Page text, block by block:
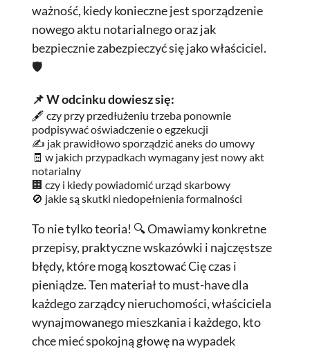
ważność, kiedy konieczne jest sporządzenie
nowego aktu notarialnego oraz jak
bezpiecznie zabezpieczyć się jako właściciel.
🛡️
📌 W odcinku dowiesz się:
🖋️ czy przy przedłużeniu trzeba ponownie
podpisywać oświadczenie o egzekucji
✍️ jak prawidłowo sporządzić aneks do umowy
🧾 w jakich przypadkach wymagany jest nowy akt
notarialny
🏢 czy i kiedy powiadomić urząd skarbowy
🚫 jakie są skutki niedopełnienia formalności
To nie tylko teoria! 🔍 Omawiamy konkretne
przepisy, praktyczne wskazówki i najczęstsze
błędy, które mogą kosztować Cię czas i
pieniądze. Ten materiał to must-have dla
każdego zarządcy nieruchomości, właściciela
wynajmowanego mieszkania i każdego, kto
chce mieć spokojną głowę na wypadek